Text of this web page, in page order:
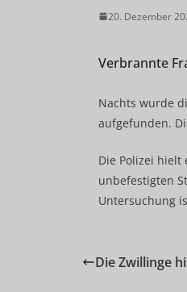
20. Dezember
Verbrannte
Nachts wurde
aufgefunden.
Die Polizei
unbefestigten
Untersuchung
Die Zwillinge